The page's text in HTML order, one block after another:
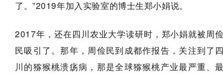
了。”2019年加入实验室的博士生郑小娟说。
2017年，还在四川农业大学读研时，郑小娟就被周
民吸引了。那年，周俭民到成都作报告，关注到了
川的猕猴桃溃疡病，那是全球猕猴桃产业最严重、